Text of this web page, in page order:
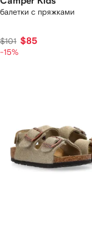
балетки с пряжками
$101 $85
-15%